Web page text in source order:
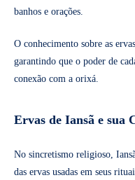
banhos e orações.
O conhecimento sobre as
garantindo que o poder de
conexão com a orixá.
Ervas de Iansã e sua
No sincretismo religioso,
das ervas usadas em seus